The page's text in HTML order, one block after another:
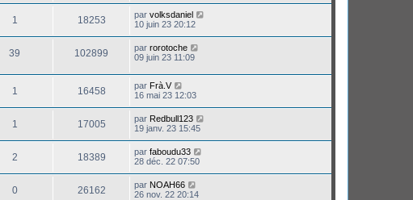
1 18253 par volksdaniel
10 juin 23 20:12
39 102899 par rorotoche
09 juin 23 11:09
1 16458 par Frà.V
16 mai 23 12:03
1 17005 par Redbull123
19 janv. 23 15:45
2 18389 par faboudu33
28 déc. 22 07:50
0 26162 par NOAH66
26 nov. 22 20:14